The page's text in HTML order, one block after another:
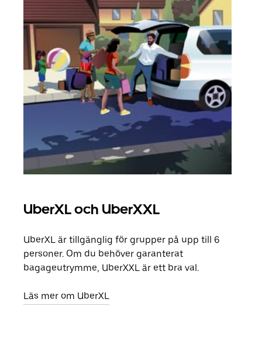
UberXL och UberXXL
UberXL är tillgänglig för grupper på upp till 6
personer. Om du behöver garanterat
bagageutrymme, UberXXL är ett bra val.
Läs mer om UberXL